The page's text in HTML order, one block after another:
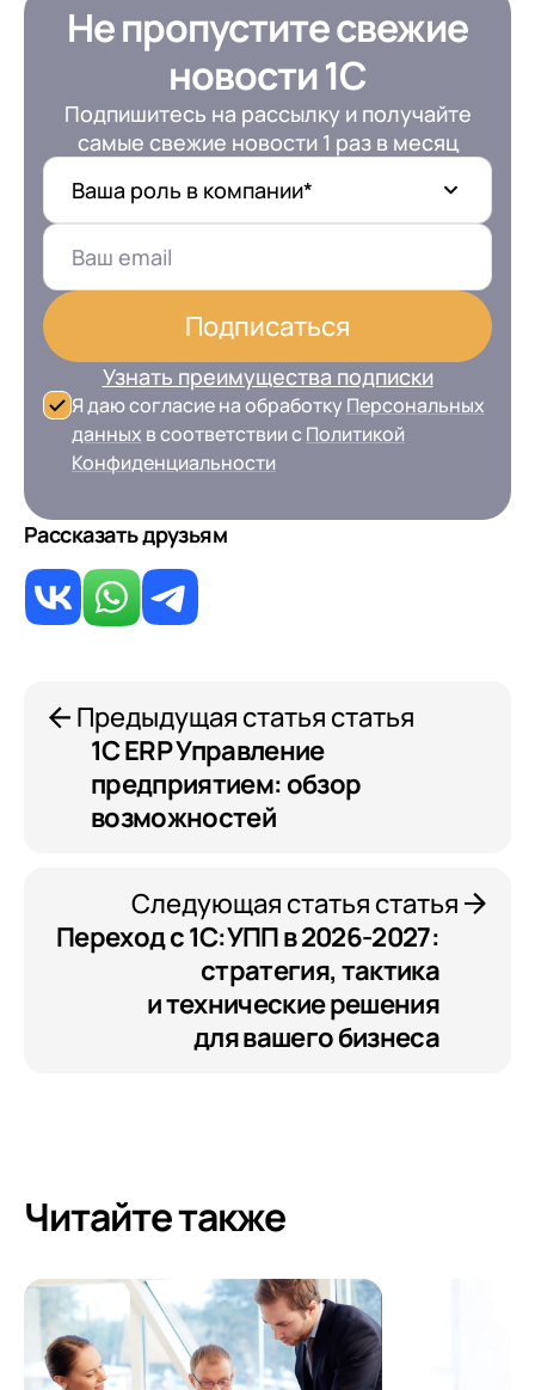
Не пропустите свежие
новости 1С
Подпишитесь на рассылку и получайте
самые свежие новости 1 раз в месяц
Ваша роль в компании*
Подписаться
Узнать преимущества подписки
Я даю согласие на обработку Персональных
данных в соответствии сПолитикой
Конфиденциальности
Рассказать друзьям
Предыдущая статья статья
1С ERP Управление
предприятием: обзор
возможностей
Следующая статья статья
Переход с 1С:УПП в 2026-2027:
стратегия, тактика
и технические решения
для вашего бизнеса
Читайте также